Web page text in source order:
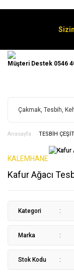
Müşteri Destek 0546
Anasayfa TESBİH
KALEMHANE
Kafur Ağacı
Kategori
Marka
Stok Kodu